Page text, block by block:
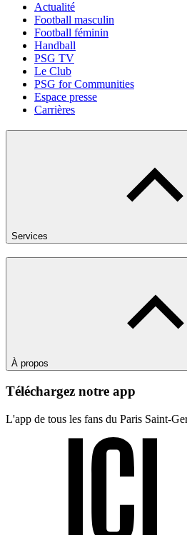
Actualité
Football masculin
Football féminin
Handball
PSG TV
Le Club
PSG for Communities
Espace presse
Carrières
Services
À propos
Téléchargez notre app
L'app de tous les fans du Paris Saint-